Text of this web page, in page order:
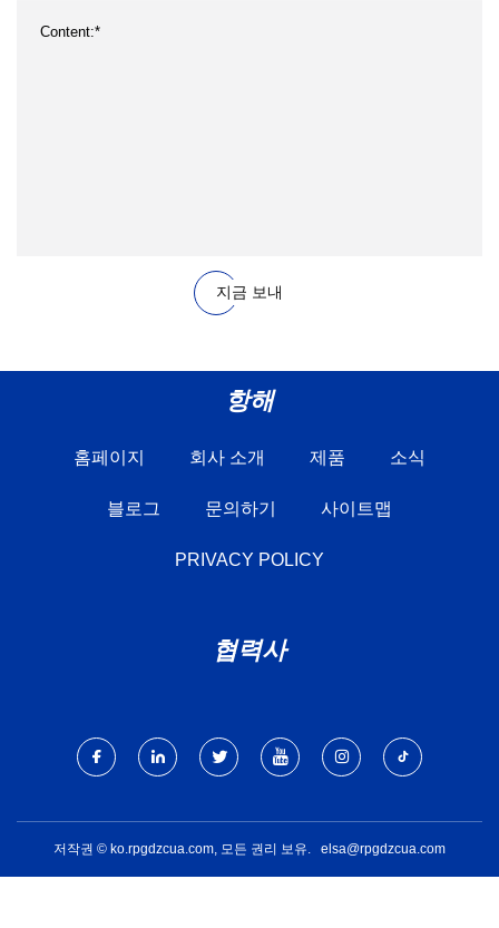
지금 보내
항해
홈페이지 회사 소개 제품 소식
블로그 문의하기 사이트맵
PRIVACY POLICY
협력사
저작권 © ko.rpgdzcua.com, 모든 권리 보유. elsa@rpgdzcua.com